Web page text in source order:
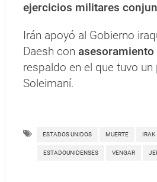
ejercicios militares
Irán apoyó al Gobierno
Daesh con
respaldo en el que tuvo
Soleimaní.
ESTADOS UNIDOS MUERTE IRAK
ESTADOUNIDENSES VENGAR